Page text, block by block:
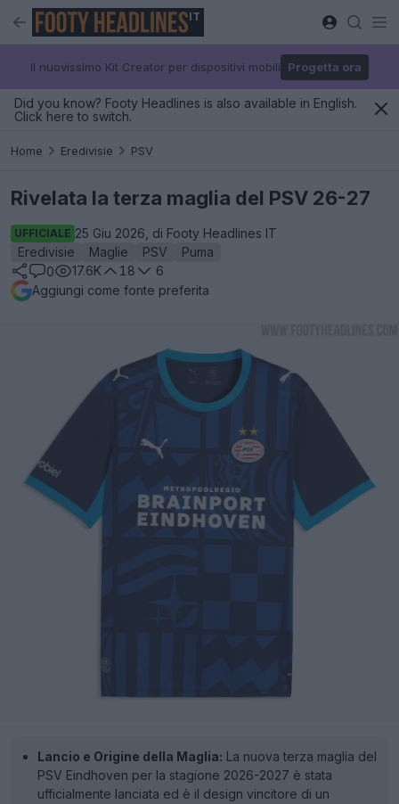
IT
Il nuovissimo Kit Creator per dispositivi mobili Progetta ora
Did you know? Footy Headlines is also available in English.
Click here to switch.
Home Eredivisie PSV
Rivelata la terza maglia del PSV 26-27
UFFICIALE 25 Giu 2026, di Footy Headlines IT
Eredivisie
Maglie PSV
Puma
0
17.6K 18
6
Aggiungi come fonte preferita
Lancio e Origine della Maglia: La nuova terza maglia del
PSV Eindhoven per la stagione 2026-2027 è stata
ufficialmente lanciata ed è il design vincitore di un